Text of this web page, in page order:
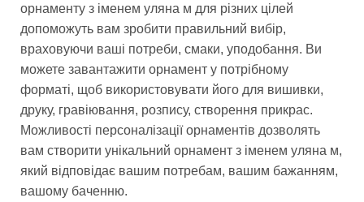
орнаменту з іменем уляна м для різних цілей
допоможуть вам зробити правильний вибір,
враховуючи ваші потреби, смаки, уподобання. Ви
можете завантажити орнамент у потрібному
форматі, щоб використовувати його для вишивки,
друку, гравіювання, розпису, створення прикрас.
Можливості персоналізації орнаментів дозволять
вам створити унікальний орнамент з іменем уляна м,
який відповідає вашим потребам, вашим бажанням,
вашому баченню.